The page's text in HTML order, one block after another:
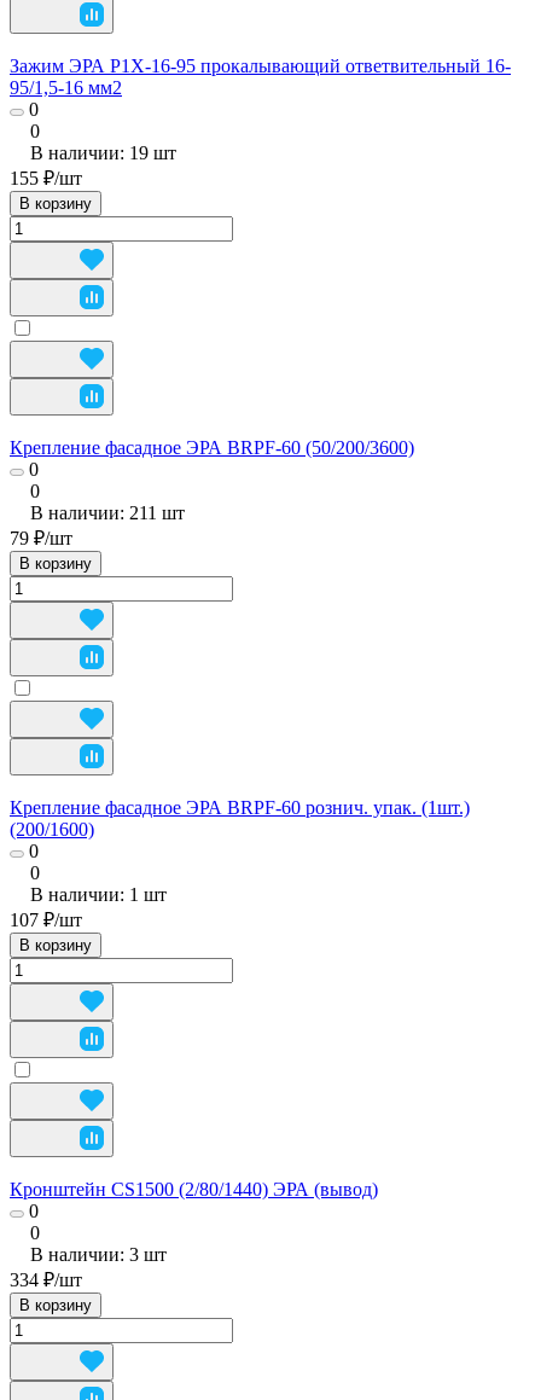
Зажим ЭРА P1X-16-95 прокалывающий ответвительный 16-
95/1,5-16 мм2
0
0
В наличии: 19 шт
155 ₽/шт
В корзину
Крепление фасадное ЭРА BRPF-60 (50/200/3600)
0
0
В наличии: 211 шт
79 ₽/шт
В корзину
Крепление фасадное ЭРА BRPF-60 рознич. упак. (1шт.)
(200/1600)
0
0
В наличии: 1 шт
107 ₽/шт
В корзину
Кронштейн CS1500 (2/80/1440) ЭРА (вывод)
0
0
В наличии: 3 шт
334 ₽/шт
В корзину